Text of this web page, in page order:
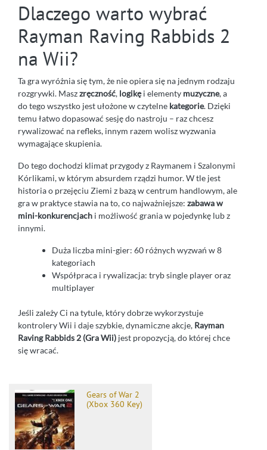
Dlaczego warto wybrać
Rayman Raving Rabbids 2
na Wii?
Ta gra wyróżnia się tym, że nie opiera się na jednym rodzaju
rozgrywki. Maszzręczność, logikęi elementy muzyczne, a
do tego wszystko jest ułożone w czytelne kategorie. Dzięki
temu łatwo dopasować sesję do nastroju – raz chcesz
rywalizować na refleks, innym razem wolisz wyzwania
wymagające skupienia.
Do tego dochodzi klimat przygody z Raymanem i Szalonymi
Kórlikami, w którym absurdem rządzi humor. W tle jest
historia o przejęciu Ziemi z bazą w centrum handlowym, ale
gra w praktyce stawia na to, co najważniejsze: zabawa w
mini-konkurencjach i możliwość grania w pojedynkę lub z
innymi.
Duża liczba mini-gier: 60 różnych wyzwań w 8
kategoriach
Współpraca i rywalizacja: tryb single player oraz
multiplayer
Jeśli zależy Ci na tytule, który dobrze wykorzystuje
kontrolery Wii i daje szybkie, dynamiczne akcje, Rayman
Raving Rabbids 2 (Gra Wii) jest propozycją, do której chce
się wracać.
Gears of War 2
(Xbox 360 Key)